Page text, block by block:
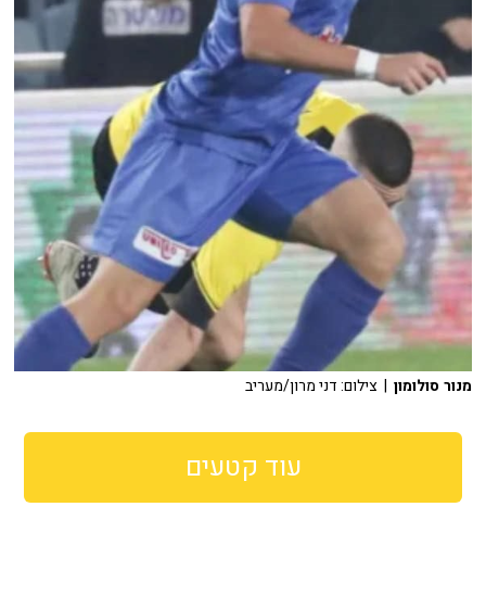
מנור סולומון | צילום: דני מרון/מעריב
עוד קטעים